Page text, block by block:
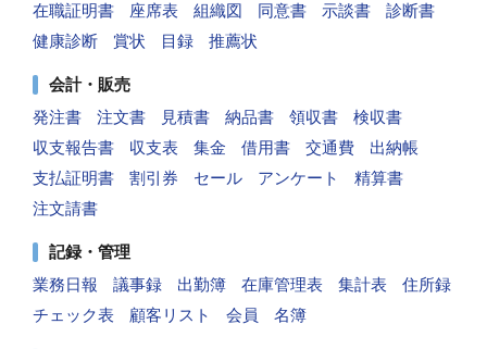
在職証明書
座席表 組織図 同意書 示談書
診断書
健康診断
賞状 目録 推薦状
会計・販売
発注書
注文書 見積書 納品書 領収書
検収書
収支報告書
収支表 集金 借用書 交通費
出納帳
支払証明書
割引券 セール アンケート
精算書
注文請書
記録・管理
業務日報
議事録 出勤簿 在庫管理表 集計表
住所録
チェック表
顧客リスト 会員 名簿